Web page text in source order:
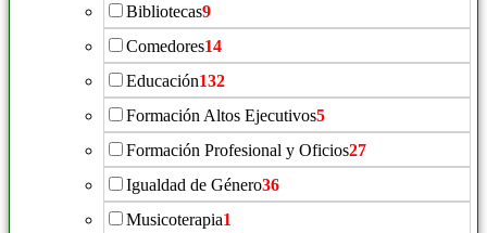
Bibliotecas9
Comedores14
Educación132
Formación Altos Ejecutivos5
Formación Profesional y Oficios27
Igualdad de Género36
Musicoterapia1